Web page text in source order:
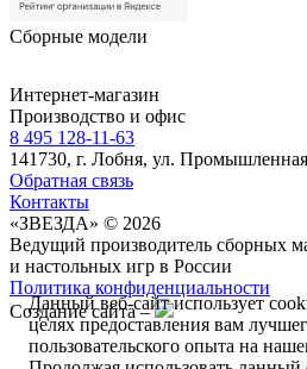
Сборные модели
Интернет-магазин
Производство и офис
8 495 128-11-63
141730, г. Лобня, ул.
Обратная связь
Контакты
«ЗВЕЗДА» © 2026
Ведущий производитель сборных
и настольных игр в России
Политика конфиденциальности
Создание сайта –
Данный веб-сайт использует
целях предоставления вам
пользовательского опыта на